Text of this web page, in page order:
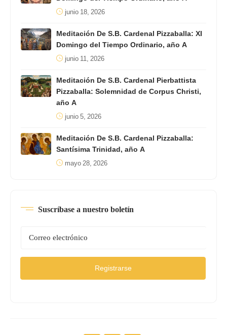
junio 18, 2026
Meditación De S.B. Cardenal Pizzaballa: XI
Domingo del Tiempo Ordinario, año A
junio 11, 2026
Meditación De S.B. Cardenal Pierbattista
Pizzaballa: Solemnidad de Corpus Christi,
año A
junio 5, 2026
Meditación De S.B. Cardenal Pizzaballa:
Santísima Trinidad, año A
mayo 28, 2026
Suscríbase a nuestro boletín
Registrarse